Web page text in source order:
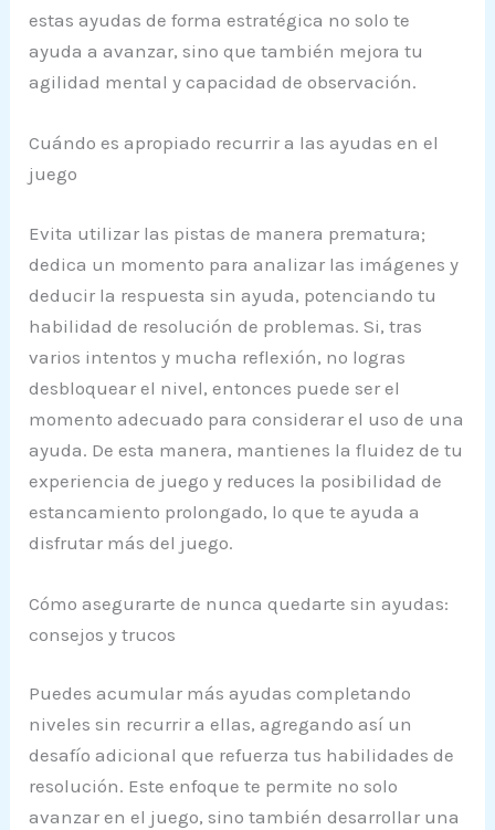
estas ayudas de forma estratégica no solo te
ayuda a avanzar, sino que también mejora tu
agilidad mental y capacidad de observación.
Cuándo es apropiado recurrir a las ayudas en el
juego
Evita utilizar las pistas de manera prematura;
dedica un momento para analizar las imágenes y
deducir la respuesta sin ayuda, potenciando tu
habilidad de resolución de problemas. Si, tras
varios intentos y mucha reflexión, no logras
desbloquear el nivel, entonces puede ser el
momento adecuado para considerar el uso de una
ayuda. De esta manera, mantienes la fluidez de tu
experiencia de juego y reduces la posibilidad de
estancamiento prolongado, lo que te ayuda a
disfrutar más del juego.
Cómo asegurarte de nunca quedarte sin ayudas:
consejos y trucos
Puedes acumular más ayudas completando
niveles sin recurrir a ellas, agregando así un
desafío adicional que refuerza tus habilidades de
resolución. Este enfoque te permite no solo
avanzar en el juego, sino también desarrollar una